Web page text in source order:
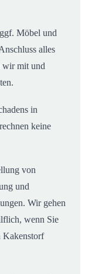
Möbel und
alles
wir mit und
in
keine
von
und
Wir gehen
wenn Sie
Kakenstorf